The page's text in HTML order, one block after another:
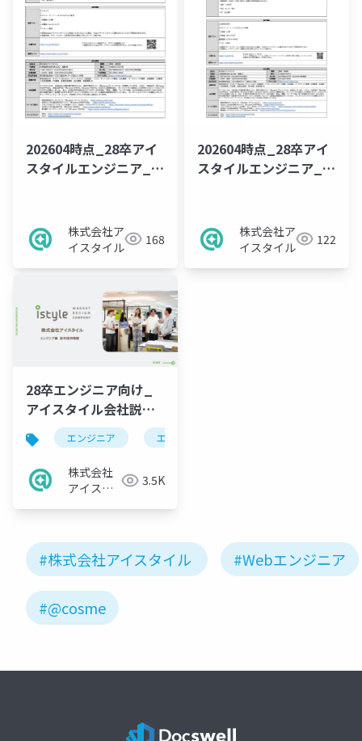
202604時点_28卒アイ
スタイルエンジニア_高
株式会社ア
イスタイル
168
202604時点_28卒アイ
スタイルエンジニア_就
株式会社ア
イスタイル
122
28卒エンジニア向け_
アイスタイル会社説明
資料（サマーインター
ン用）
エンジニア エンジニア採用
株式会社
アイスタ
3.5K
#株式会社アイスタイル #Webエンジニア
#@cosme